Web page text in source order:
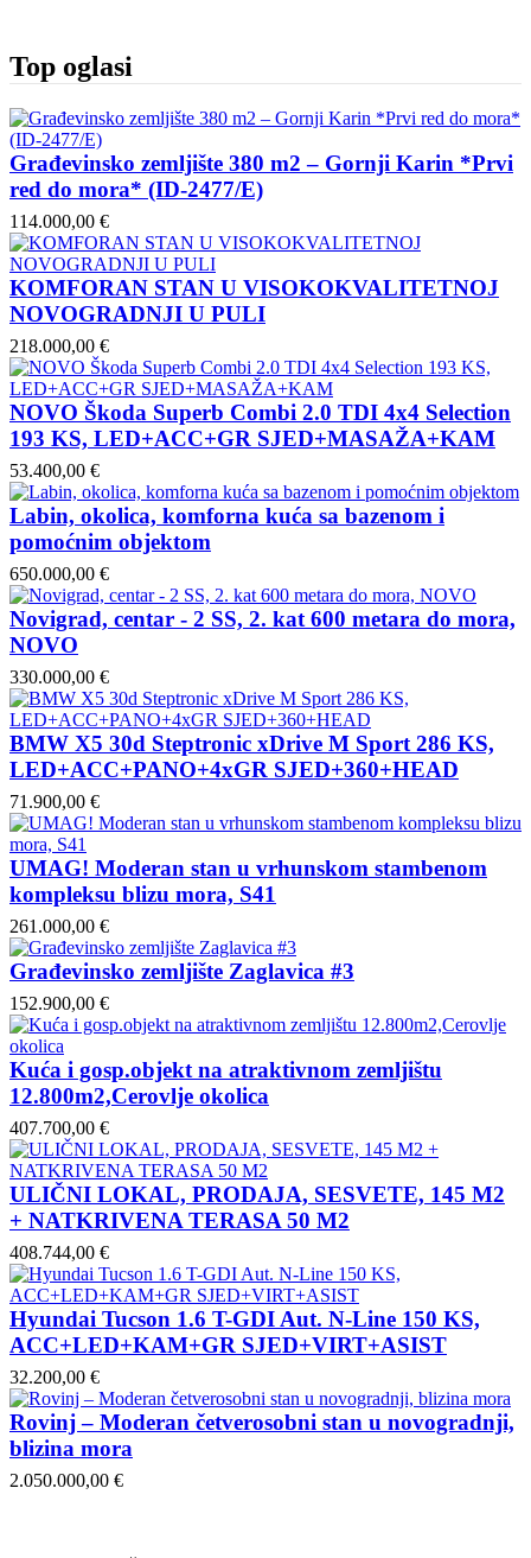
Top oglasi
Građevinsko zemljište 380 m2 – Gornji Karin *Prvi
red do mora* (ID-2477/E)
114.000,00 €
KOMFORAN STAN U VISOKOKVALITETNOJ
NOVOGRADNJI U PULI
218.000,00 €
NOVO Škoda Superb Combi 2.0 TDI 4x4 Selection
193 KS, LED+ACC+GR SJED+MASAŽA+KAM
53.400,00 €
Labin, okolica, komforna kuća sa bazenom i
pomoćnim objektom
650.000,00 €
Novigrad, centar - 2 SS, 2. kat 600 metara do mora,
NOVO
330.000,00 €
BMW X5 30d Steptronic xDrive M Sport 286 KS,
LED+ACC+PANO+4xGR SJED+360+HEAD
71.900,00 €
UMAG! Moderan stan u vrhunskom stambenom
kompleksu blizu mora, S41
261.000,00 €
Građevinsko zemljište Zaglavica #3
152.900,00 €
Kuća i gosp.objekt na atraktivnom zemljištu
12.800m2,Cerovlje okolica
407.700,00 €
ULIČNI LOKAL, PRODAJA, SESVETE, 145 M2
+ NATKRIVENA TERASA 50 M2
408.744,00 €
Hyundai Tucson 1.6 T-GDI Aut. N-Line 150 KS,
ACC+LED+KAM+GR SJED+VIRT+ASIST
32.200,00 €
Rovinj – Moderan četverosobni stan u novogradnji,
blizina mora
2.050.000,00 €